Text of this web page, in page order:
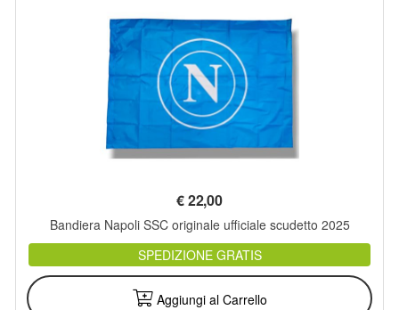
€22,00
Bandiera Napoli SSC originale ufficiale scudetto 2025
SPEDIZIONE GRATIS
Aggiungi al Carrello